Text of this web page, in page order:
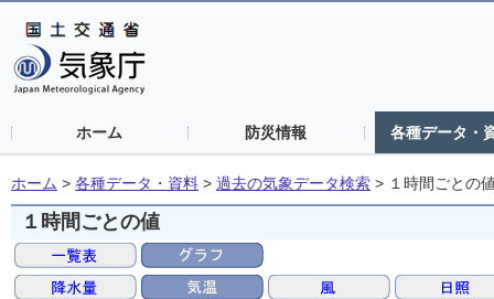
ホーム 防災情報 各種データ・
ホーム > 各種データ・資料 > 過去の気象データ検索 > １時間ごとの
１時間ごとの値